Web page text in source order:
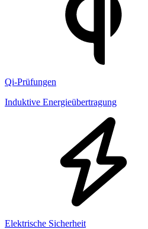
Qi-Prüfungen
Induktive Energieübertragung
Elektrische Sicherheit